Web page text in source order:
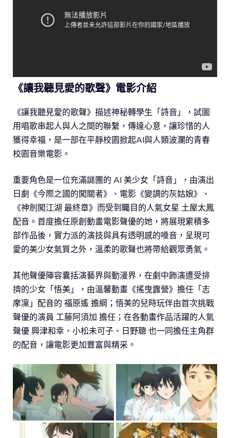
《讓我聽見愛的歌聲》電影介紹
《讓我聽見愛的歌聲》描述神秘轉學生「詩音」，試圖
用唱歌串起人與人之間的聯繫，傳達心意，讓珍惜的人
獲得幸福，是一部在平靜校園掀起AI與人類波瀾的青春
校園音樂電影。
重要角色是一位充滿謎團的 AI 美少女「詩音」，由演出
日劇《今際之國的闖關者》、電影《變調的灰姑娘》、
《神劍闖江湖 最終章》而受到矚目的人氣女星 土屋太鳳
配音。首度擔任原創動畫電影聲優的她，將展現累積多
部作品後，實力派的演技與具有透明感的嗓音，呈現可
愛的美少女氣質之外，溫柔的歌聲也將帶給觀眾勇氣。
其他聲優陣容囊括演藝界與動漫界，在劇中飾演遭受排
擠的少女「悟美」，由溫馨動畫《搖曳露營》擔任「志
摩凜」配音的 福原遙 擔綱；悟美的兒時玩伴由首次挑戰
聲優的演員 工藤阿須加 擔任；在各動畫作品活躍的人氣
聲優 興津和幸、小松未可子、日野聰 也一同擔任主角群
的配音，讓電影更加豐富與精采。